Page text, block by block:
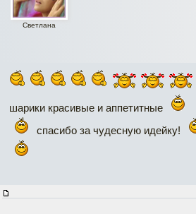
Светлана
шарики красивые и аппетитные
спасибо за чудесную идейку!